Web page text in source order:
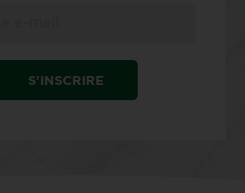
S'INSCRIRE